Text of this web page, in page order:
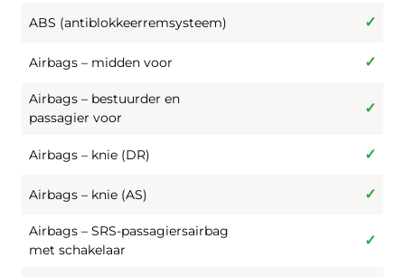
ABS (antiblokkeerremsysteem)
Airbags – midden voor
Airbags – bestuurder en
passagier voor
Airbags – knie (DR)
Airbags – knie (AS)
Airbags – SRS-passagiersairbag
met schakelaar